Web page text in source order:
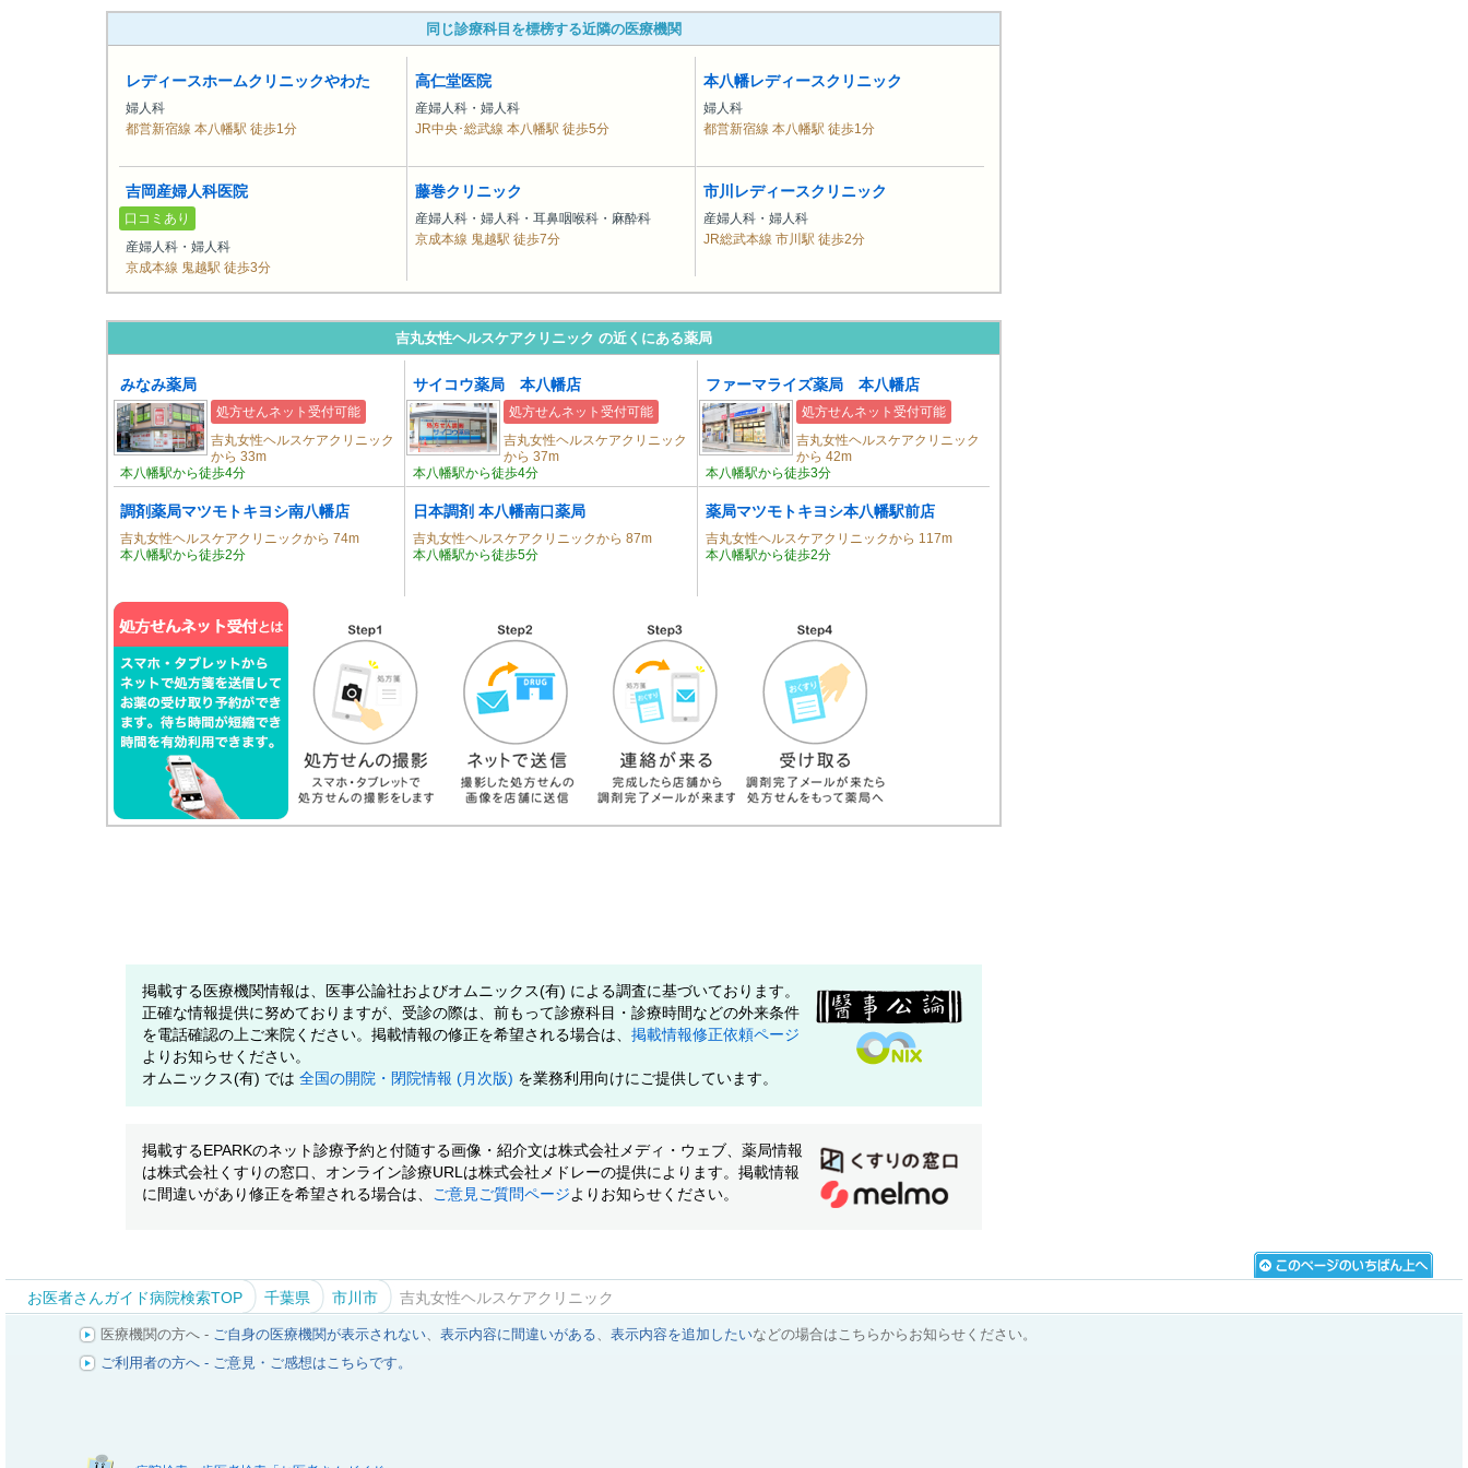
同じ診療科目を標榜する近隣の医療機関
レディースホームクリニックやわた
婦人科
都営新宿線 本八幡駅 徒歩1分
高仁堂医院
産婦人科・婦人科
JR中央･総武線 本八幡駅 徒歩5分
本八幡レディースクリニック
婦人科
都営新宿線 本八幡駅 徒歩1分
吉岡産婦人科医院
口コミあり
産婦人科・婦人科
京成本線 鬼越駅 徒歩3分
藤巻クリニック
産婦人科・婦人科・耳鼻咽喉科・麻酔科
京成本線 鬼越駅 徒歩7分
市川レディースクリニック
産婦人科・婦人科
JR総武本線 市川駅 徒歩2分
吉丸女性ヘルスケアクリニック の近くにある薬局
みなみ薬局
処方せんネット受付可能
吉丸女性ヘルスケアクリニック
から 33m
本八幡駅から徒歩4分
サイコウ薬局 本八幡店
処方せんネット受付可能
吉丸女性ヘルスケアクリニック
から 37m
本八幡駅から徒歩4分
ファーマライズ薬局 本八幡店
処方せんネット受付可能
吉丸女性ヘルスケアクリニック
から 42m
本八幡駅から徒歩3分
調剤薬局マツモトキヨシ南八幡店
吉丸女性ヘルスケアクリニックから 74m
本八幡駅から徒歩2分
日本調剤 本八幡南口薬局
吉丸女性ヘルスケアクリニックから 87m
本八幡駅から徒歩5分
薬局マツモトキヨシ本八幡駅前店
吉丸女性ヘルスケアクリニックから 117m
本八幡駅から徒歩2分
掲載する医療機関情報は、医事公論社およびオムニックス(有) による調査に基づいております。
正確な情報提供に努めておりますが、受診の際は、前もって診療科目・診療時間などの外来条件
を電話確認の上ご来院ください。掲載情報の修正を希望される場合は、 掲載情報修正依頼ページ
よりお知らせください。
オムニックス(有) では 全国の開院・閉院情報 (月次版) を業務利用向けにご提供しています。
掲載するEPARKのネット診療予約と付随する画像・紹介文は株式会社メディ・ウェブ、薬局情報
は株式会社くすりの窓口、オンライン診療URLは株式会社メドレーの提供によります。掲載情報
に間違いがあり修正を希望される場合は、 ご意見ご質問ページよりお知らせください。
お医者さんガイド病院検索TOP 千葉県 市川市 吉丸女性ヘルスケアクリニック
医療機関の方へ - ご自身の医療機関が表示されない、 表示内容に間違いがある、 表示内容を追加したいなどの場合はこちらからお知らせください。
ご利用者の方へ - ご意見・ご感想はこちらです。